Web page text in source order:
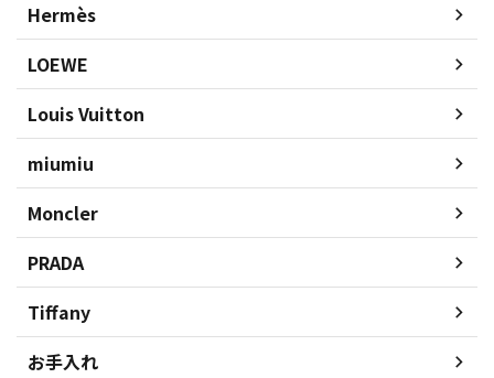
Hermès
LOEWE
Louis Vuitton
miumiu
Moncler
PRADA
Tiffany
お手入れ